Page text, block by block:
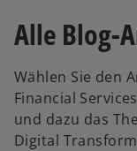
Alle Blog-
Wählen Sie den
Financial
und dazu das
Digital